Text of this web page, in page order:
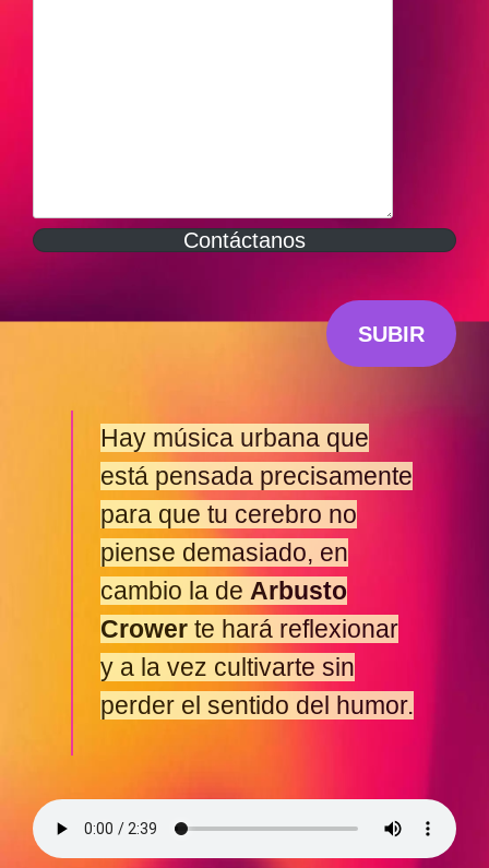
Contáctanos
SUBIR
Hay música urbana que
está pensada precisamente
para que tu cerebro no
piense demasiado, en
cambio la deArbusto
Crower te hará reflexionar
y a la vez cultivarte sin
perder el sentido del humor.